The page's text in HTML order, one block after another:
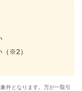
（※2）
外となります。万が一取引